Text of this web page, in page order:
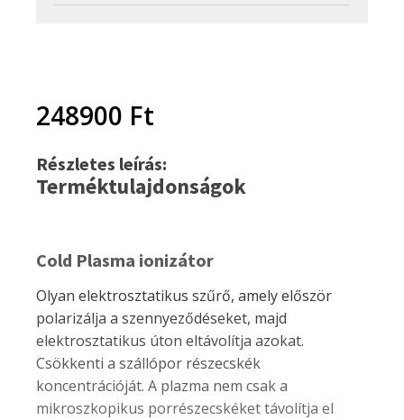
248900 Ft
Részletes leírás:
Terméktulajdonságok
Cold Plasma ionizátor
Olyan elektrosztatikus szűrő, amely először
polarizálja a szennyeződéseket, majd
elektrosztatikus úton eltávolítja azokat.
Csökkenti a szállópor részecskék
koncentrációját. A plazma nem csak a
mikroszkopikus porrészecskéket távolítja el